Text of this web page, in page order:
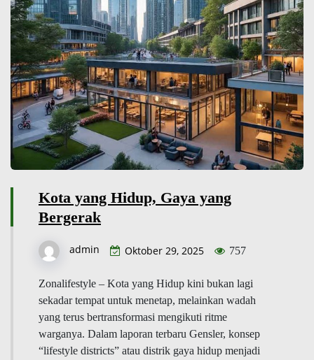
Kota yang Hidup, Gaya yang
Bergerak
admin Oktober 29, 2025 757
Zonalifestyle – Kota yang Hidup kini bukan lagi
sekadar tempat untuk menetap, melainkan wadah
yang terus bertransformasi mengikuti ritme
warganya. Dalam laporan terbaru Gensler, konsep
“lifestyle districts” atau distrik gaya hidup menjadi